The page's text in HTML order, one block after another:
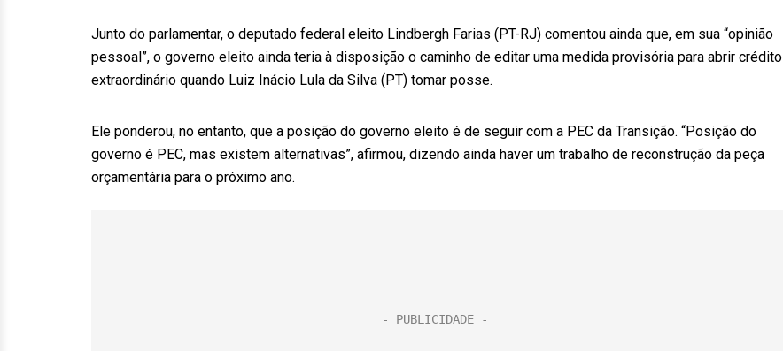
Junto do parlamentar, o deputado federal eleito Lindbergh Farias (PT-RJ) comentou ainda que, em sua “opinião
pessoal”, o governo eleito ainda teria à disposição o caminho de editar uma medida provisória para abrir crédito
extraordinário quando Luiz Inácio Lula da Silva (PT) tomar posse.
Ele ponderou, no entanto, que a posição do governo eleito é de seguir com a PEC da Transição. “Posição do
governo é PEC, mas existem alternativas”, afirmou, dizendo ainda haver um trabalho de reconstrução da peça
orçamentária para o próximo ano.